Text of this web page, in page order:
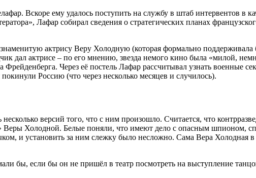
Вскоре ему удалось поступить на службу в штаб интервентов в
Лафар собирал сведения о стратегических планах
актрису Веру Холодную (которая формально
дал актрисе – по его мнению, звезда немого кино была «милой,
Фрейденберга. Через её постель Лафар рассчитывал узнать военные
Россию (что через несколько месяцев и случилось).
версий того, что с ним произошло. Считается, что
Веры Холодной. Белые поняли, что имеют дело с опасным шпионом,
и установить за ним слежку было несложно. Сама Вера Холодная в
бы, если бы он не пришёл в театр посмотреть на выступление